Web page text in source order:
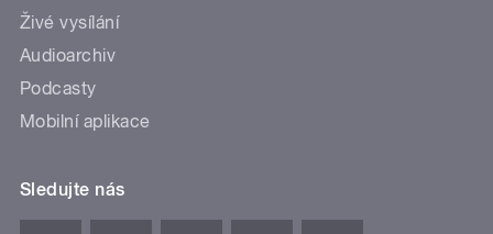
Živé vysílání
Audioarchiv
Podcasty
Mobilní aplikace
Sledujte nás